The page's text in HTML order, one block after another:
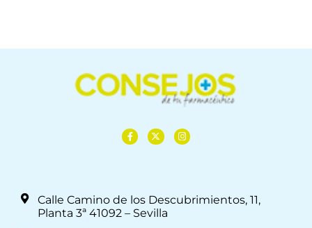
Calle Camino de los Descubrimientos, 11,
Planta 3ª 41092 – Sevilla